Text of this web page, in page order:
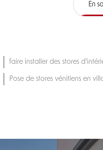
En
faire installer des stores
Pose de stores vénitiens en